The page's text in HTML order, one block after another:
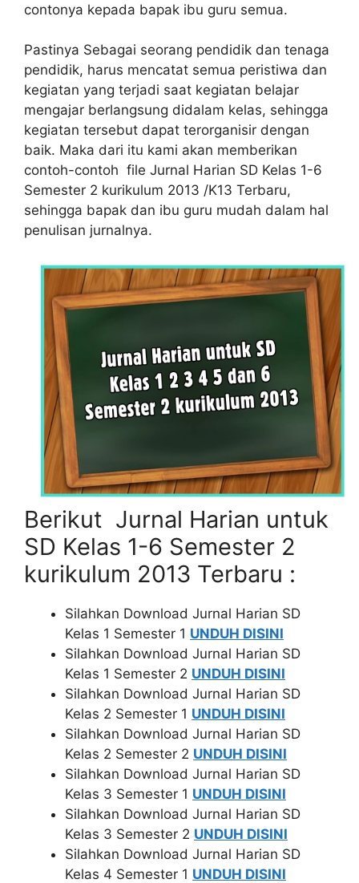
contonya kepada bapak ibu guru semua.
Pastinya Sebagai seorang pendidik dan tenaga
pendidik, harus mencatat semua peristiwa dan
kegiatan yang terjadi saat kegiatan belajar
mengajar berlangsung didalam kelas, sehingga
kegiatan tersebut dapat terorganisir dengan
baik. Maka dari itu kami akan memberikan
contoh-contoh file Jurnal Harian SD Kelas 1-6
Semester 2 kurikulum 2013 /K13 Terbaru,
sehingga bapak dan ibu guru mudah dalam hal
penulisan jurnalnya.
Berikut Jurnal Harian untuk
SD Kelas 1-6 Semester 2
kurikulum 2013 Terbaru :
Silahkan Download Jurnal Harian SD
Kelas 1 Semester 1 UNDUH DISINI
Silahkan Download Jurnal Harian SD
Kelas 1 Semester 2 UNDUH DISINI
Silahkan Download Jurnal Harian SD
Kelas 2 Semester 1 UNDUH DISINI
Silahkan Download Jurnal Harian SD
Kelas 2 Semester 2 UNDUH DISINI
Silahkan Download Jurnal Harian SD
Kelas 3 Semester 1 UNDUH DISINI
Silahkan Download Jurnal Harian SD
Kelas 3 Semester 2 UNDUH DISINI
Silahkan Download Jurnal Harian SD
Kelas 4 Semester 1 UNDUH DISINI